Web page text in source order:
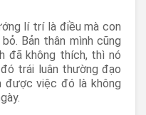
lí trí là điều mà con
Bản thân mình cũng
đã không thích, thì nó
trái luân thường đạo
được việc đó là không